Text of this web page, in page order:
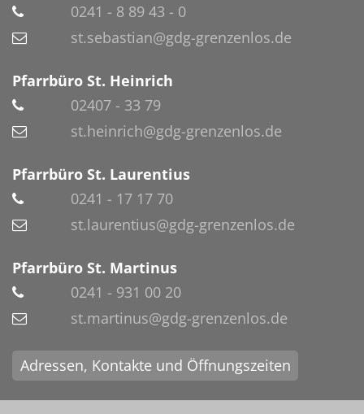
0241 - 8 89 43 - 0
st.sebastian@gdg-grenzenlos.de
Pfarrbüro St. Heinrich
02407 - 33 79
st.heinrich@gdg-grenzenlos.de
Pfarrbüro St. Laurentius
0241 - 17 17 70
st.laurentius@gdg-grenzenlos.de
Pfarrbüro St. Martinus
0241 - 931 00 20
st.martinus@gdg-grenzenlos.de
Adressen, Kontakte und Öffnungszeiten